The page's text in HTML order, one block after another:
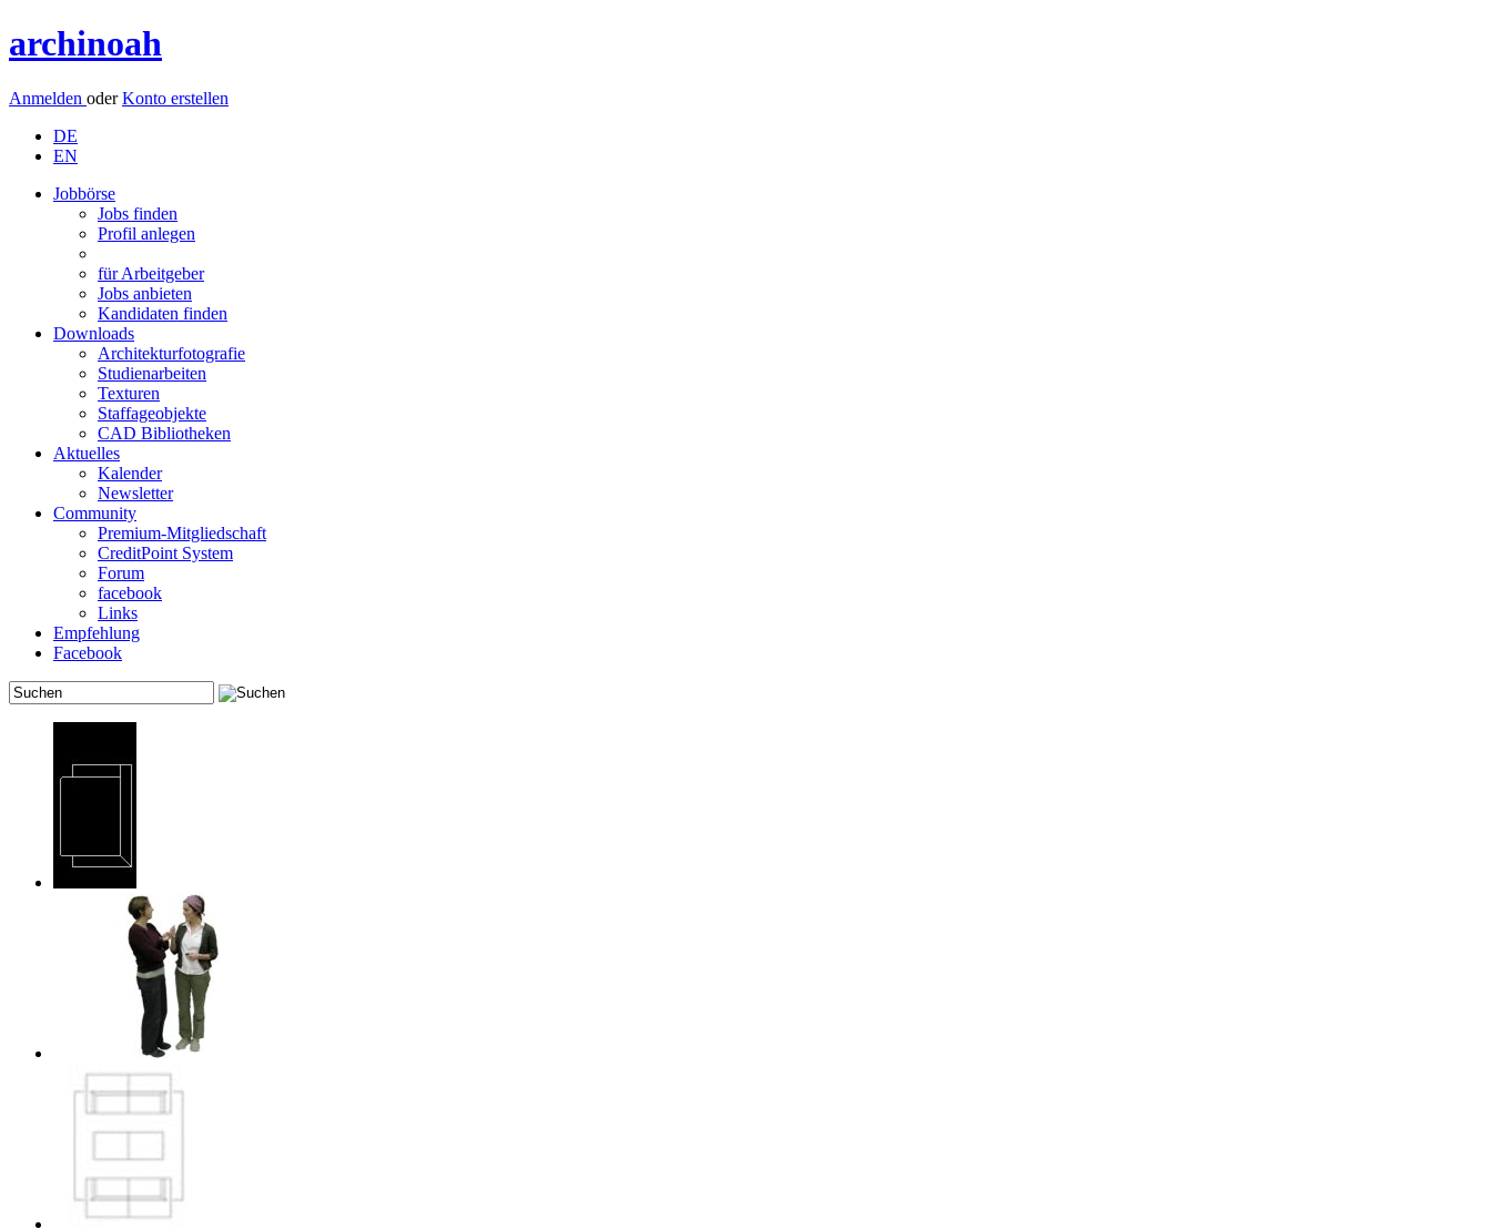
archinoah
Anmelden oderKonto erstellen
DE
EN
Jobbörse
Jobs finden
Profil anlegen
für Arbeitgeber
Jobs anbieten
Kandidaten finden
Downloads
Architekturfotografie
Studienarbeiten
Texturen
Staffageobjekte
CAD Bibliotheken
Aktuelles
Kalender
Newsletter
Community
Premium-Mitgliedschaft
CreditPoint System
Forum
facebook
Links
Empfehlung
Facebook